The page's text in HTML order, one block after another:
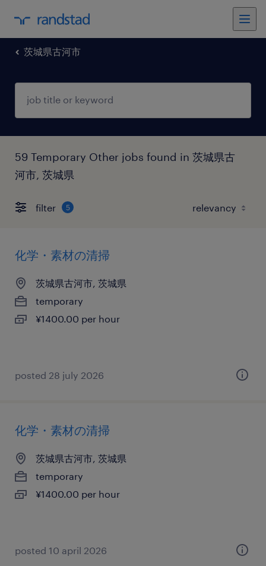
茨城県古河市
59 Temporary Other jobs found in 茨城県古
河市, 茨城県
filter 5
化学・素材の清掃
茨城県古河市, 茨城県
temporary
¥1400.00 per hour
posted 28 july 2026
化学・素材の清掃
茨城県古河市, 茨城県
temporary
¥1400.00 per hour
posted 10 april 2026